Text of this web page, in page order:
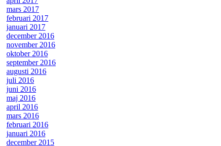
mars 2017
februari 2017
januari 2017
december 2016
november 2016
oktober 2016
september 2016
augusti 2016
juli 2016
juni 2016
maj 2016
april 2016
mars 2016
februari 2016
januari 2016
december 2015